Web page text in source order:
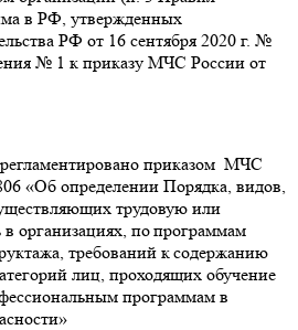
в РФ, утвержденных
РФ от 16 сентября 2020 г. №
№ 1 к приказу МЧС России от
приказом МЧС
«Об определении Порядка, видов,
трудовую или
организациях, по программам
требований к содержанию
лиц, проходящих обучение
программам в